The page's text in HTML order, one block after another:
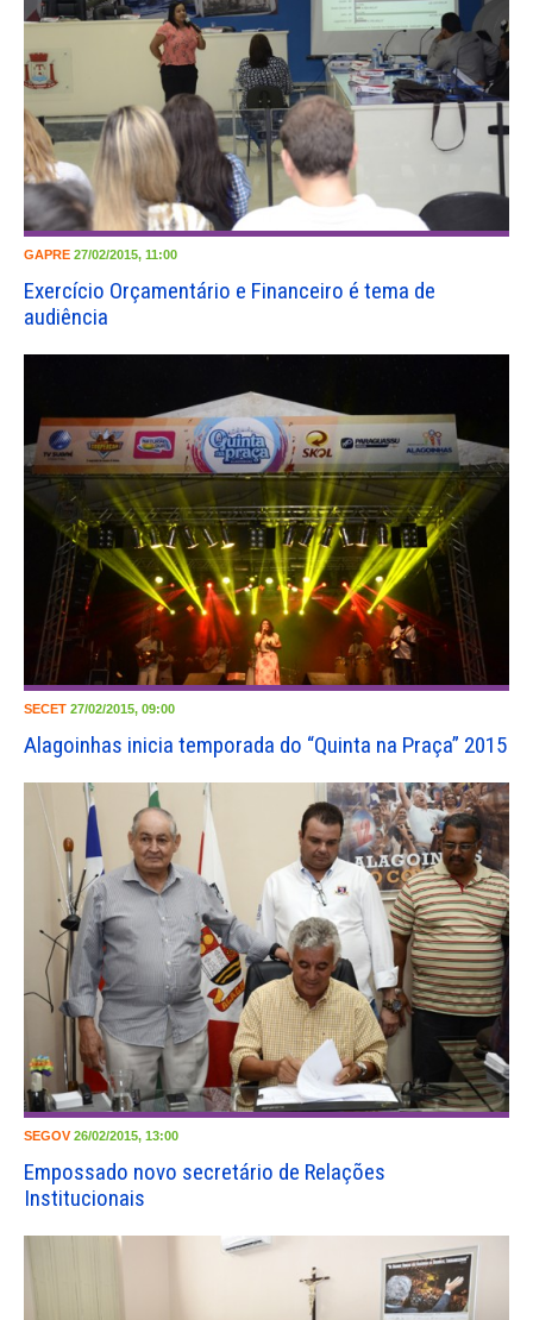
GAPRE 27/02/2015, 11:00
Exercício Orçamentário e Financeiro é tema de
audiência
SECET 27/02/2015, 09:00
Alagoinhas inicia temporada do “Quinta na Praça” 2015
SEGOV26/02/2015, 13:00
Empossado novo secretário de Relações
Institucionais